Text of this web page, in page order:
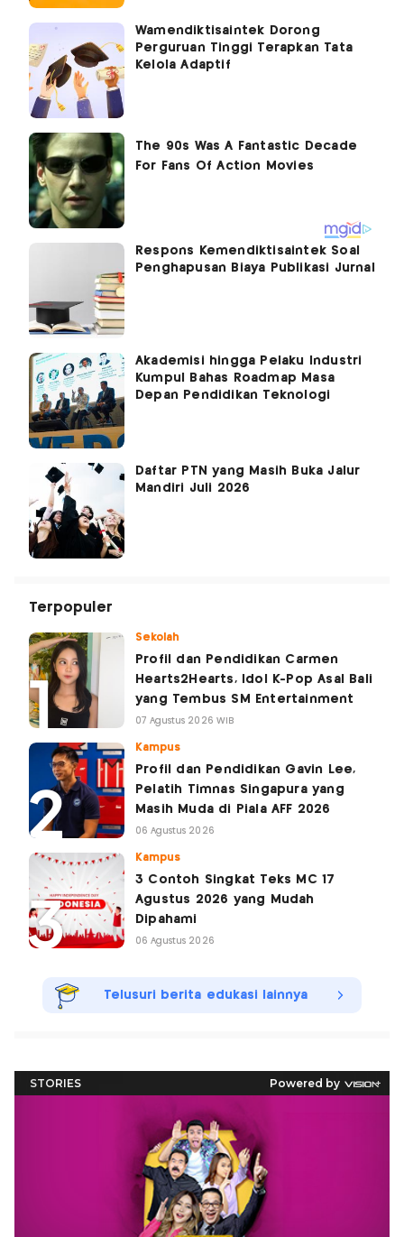
Wamendiktisaintek Dorong
Perguruan Tinggi Terapkan Tata
Kelola Adaptif
Respons Kemendiktisaintek Soal
Penghapusan Biaya Publikasi Jurnal
Akademisi hingga Pelaku Industri
Kumpul Bahas Roadmap Masa
Depan Pendidikan Teknologi
Daftar PTN yang Masih Buka Jalur
Mandiri Juli 2026
Terpopuler
Sekolah
Profil dan Pendidikan Carmen
Hearts2Hearts, Idol K-Pop Asal Bali
yang Tembus SM Entertainment
07 Agustus 2026 WIB
Kampus
Profil dan Pendidikan Gavin Lee,
Pelatih Timnas Singapura yang
Masih Muda di Piala AFF 2026
06 Agustus 2026
Kampus
3 Contoh Singkat Teks MC 17
Agustus 2026 yang Mudah
Dipahami
06 Agustus 2026
Telusuri berita edukasi lainnya